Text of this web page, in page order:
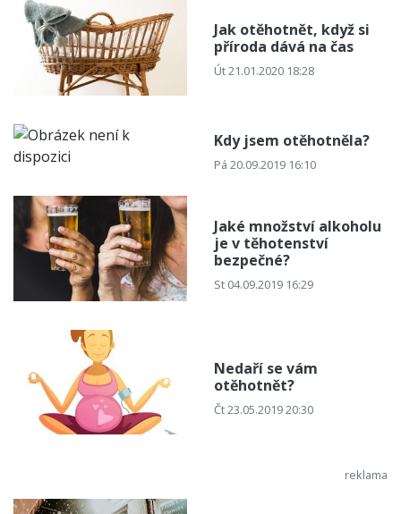
Jak otěhotnět, když si
příroda dává na čas
Út 21.01.2020 18:28
Kdy jsem otěhotněla?
Pá 20.09.2019 16:10
Jaké množství alkoholu
je v těhotenství
bezpečné?
St 04.09.2019 16:29
Nedaří se vám
otěhotnět?
Čt 23.05.2019 20:30